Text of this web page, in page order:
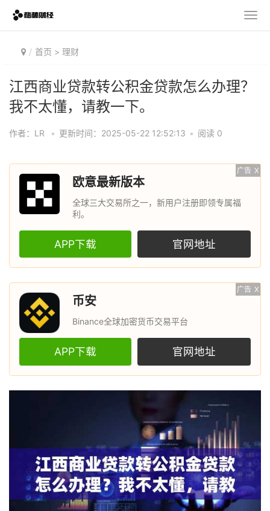
首页 > 理财
江西商业贷款转公积金贷款怎么办理？
我不太懂，请教一下。
作者：LR • 更新时间：2025-05-22 12:52:13 • 阅读 0
广告 X
欧意最新版本
全球三大交易所之一，新用户注册即领专属福
利。
APP下载 官网地址
广告 X
币安
Binance全球加密货币交易平台
APP下载 官网地址